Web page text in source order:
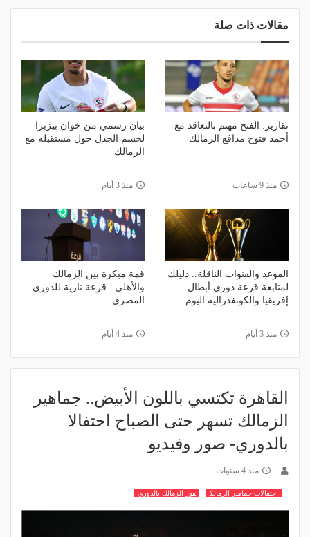
مقالات ذات صلة
تقارير: الفتح مهتم بالتعاقد مع
أحمد فتوح مدافع الزمالك
منذ 9 ساعات
بيان رسمي من خوان بيزيرا
لحسم الجدل حول مستقبله مع
الزمالك
منذ 3 أيام
الموعد والقنوات الناقلة.. دليلك
لمتابعة قرعة دوري أبطال
إفريقيا والكونفدرالية اليوم
منذ 3 أيام
قمة مبكرة بين الزمالك
والأهلي.. قرعة نارية للدوري
المصري
منذ 4 أيام
القاهرة تكتسي باللون الأبيض.. جماهير
الزمالك تسهر حتى الصباح احتفالا
بالدوري- صور وفيديو
منذ 4 سنوات
احتفالات جماهير الزمالك فوز الزمالك بالدوري